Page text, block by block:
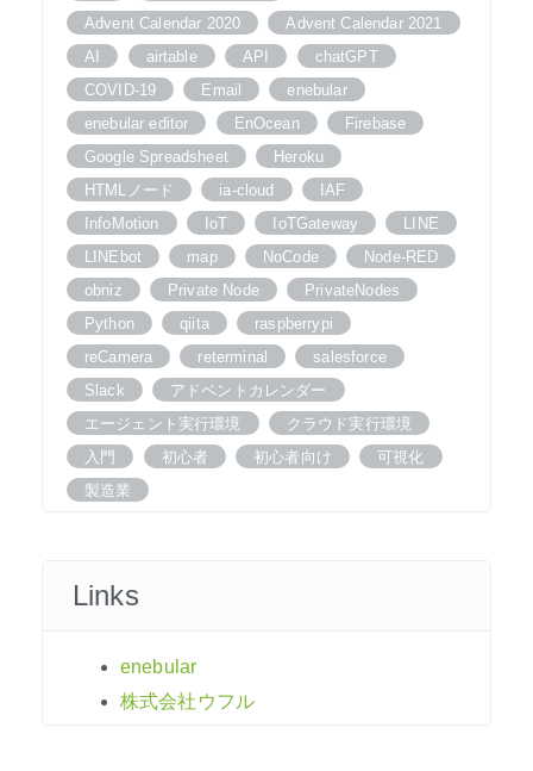
Advent Calendar 2020
Advent Calendar 2021
AI
airtable API
chatGPT
COVID-19
Email
enebular
enebular editor
EnOcean
Firebase
Google Spreadsheet
Heroku
HTMLノード
ia-cloud
IAF
InfoMotion
IoT IoTGateway
LINE
LINEbot
map NoCode
Node-RED
obniz
Private Node
PrivateNodes
Python
qiita
raspberrypi
reCamera
reterminal
salesforce
Slack
アドベントカレンダー
エージェント実行環境
クラウド実行環境
入門
初心者 初心者向け
可視化
製造業
Links
enebular
株式会社ウフル